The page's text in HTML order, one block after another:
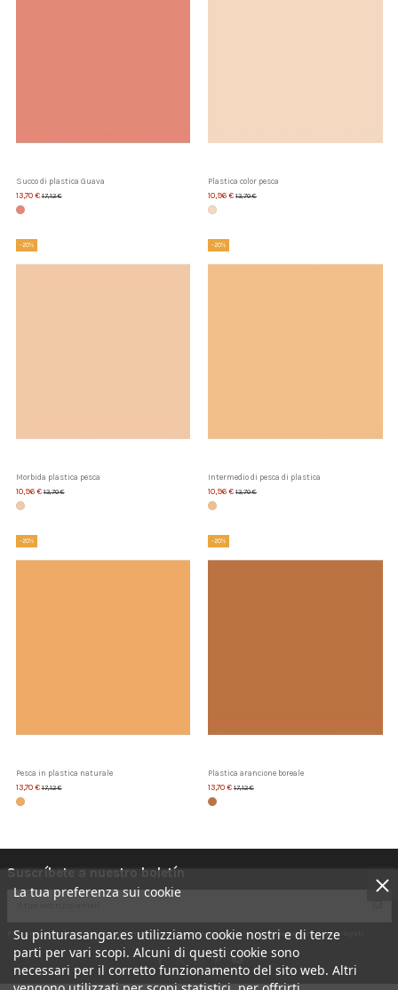
Succo di plastica Guava
13,70 €17,12 €
Plastica color pesca
10,96 € 13,70 €
-20%
Morbida plastica pesca
10,96 €13,70 €
-20%
Intermedio di pesca di plastica
10,96 € 13,70 €
-20%
Pesca in plastica naturale
13,70 €17,12 €
-20%
Plastica arancione boreale
13,70 € 17,12 €
Suscríbete a nuestro boletín
Puoi annullare l'iscrizione in ogni momento. A questo scopo, cerca le info di contatto nelle note legali.
La tua preferenza sui cookie
Su pinturasangar.es utilizziamo cookie nostri e di terze
parti per vari scopi. Alcuni di questi cookie sono
necessari per il corretto funzionamento del sito web. Altri